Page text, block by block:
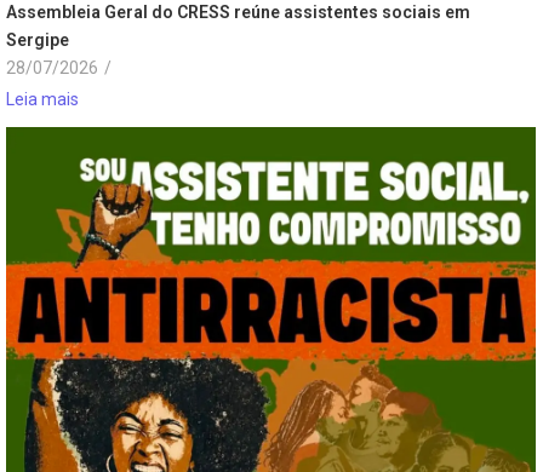
Assembleia Geral do CRESS reúne assistentes sociais em
Sergipe
28/07/2026 /
Leia mais